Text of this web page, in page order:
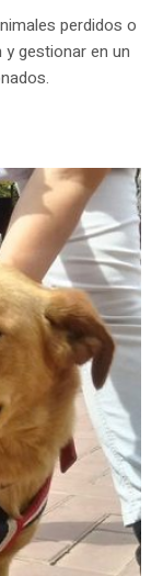
perdidos o
gestionar en un